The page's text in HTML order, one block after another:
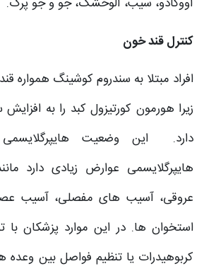
کنترل قند خون
افراد مبتلا به سندروم کوشینگ همواره
زیرا هورمون کورتیزول کبد را به
دارد. این وضعیت
هایپرگلایسمی عوارض زیادی دارد
عروقی، آسیب های مفصلی، آسیب
استخوان ها. در این موارد پزشکان با
کربوهیدرات یا تنظیم فواصل بین وعده